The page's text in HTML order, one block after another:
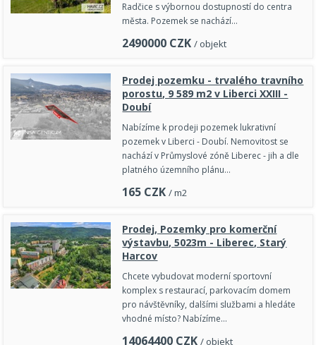
Radčice s výbornou dostupností do centra
města. Pozemek se nachází…
2490000 CZK / objekt
Prodej pozemku - trvalého travního
porostu, 9 589 m2 v Liberci XXIII -
Doubí
Nabízíme k prodeji pozemek lukrativní
pozemek v Liberci - Doubí. Nemovitost se
nachází v Průmyslové zóně Liberec - jih a dle
platného územního plánu…
165 CZK / m2
Prodej, Pozemky pro komerční
výstavbu, 5023m - Liberec, Starý
Harcov
Chcete vybudovat moderní sportovní
komplex s restaurací, parkovacím domem
pro návštěvníky, dalšími službami a hledáte
vhodné místo? Nabízíme…
14064400 CZK / objekt